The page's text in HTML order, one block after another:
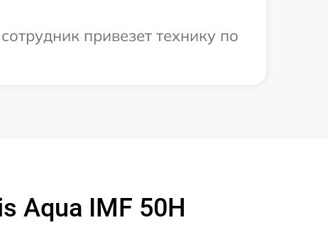
привезет технику по
Aqua IMF 50H